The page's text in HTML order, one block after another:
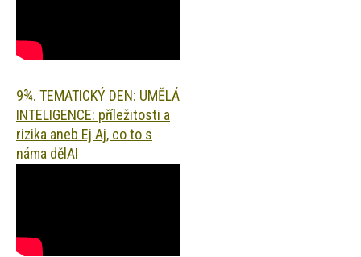
9¾. TEMATICKÝ DEN: UMĚLÁ
INTELIGENCE: příležitosti a
rizika aneb Ej Aj, co to s
náma dělAI